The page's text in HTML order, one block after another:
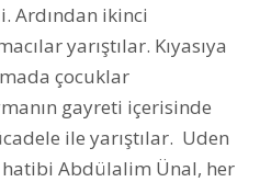
Ardından ikinci
yarıştılar. Kıyasıya
çocuklar
gayreti içerisinde
ile yarıştılar. Uden
Abdülalim Ünal, her